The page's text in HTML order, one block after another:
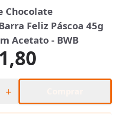
Chocolate
Feliz Páscoa 45g
Acetato - BWB
+